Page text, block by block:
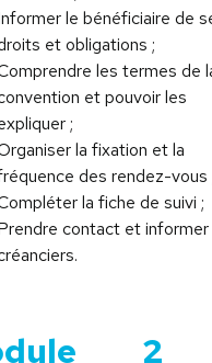
le bénéficiaire de
et obligations ;
les termes de
et pouvoir les
;
la fixation et la
des rendez-vous
la fiche de suivi ;
contact et informer
2